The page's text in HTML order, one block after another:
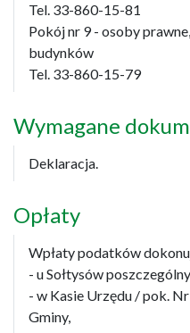
Tel. 33-860-15-81
Pokój nr 9 - osoby
budynków
Tel. 33-860-15-79
Wymagane
Deklaracja.
Opłaty
Wpłaty podatków
- u Sołtysów
- w Kasie Urzędu / pok.
Gminy,